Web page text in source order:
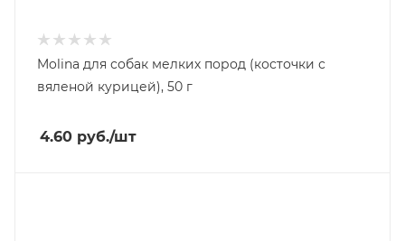
Molina для собак мелких пород (косточки с
вяленой курицей), 50 г
4.60 руб./шт